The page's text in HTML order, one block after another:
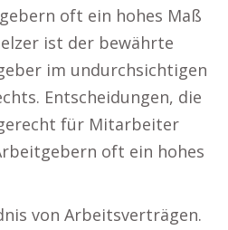
oft ein hohes Maß
ist der bewährte
im undurchsichtigen
Entscheidungen, die
für Mitarbeiter
oft ein hohes
von Arbeitsverträgen.